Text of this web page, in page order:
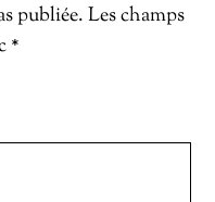
publiée. Les champs
*